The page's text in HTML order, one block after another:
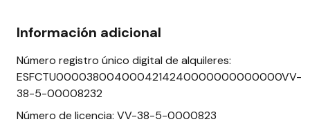
Información adicional
Número registro único digital de alquileres:
ESFCTU0000380040004214240000000000000VV-
38-5-00008232
Número de licencia: VV-38-5-0000823